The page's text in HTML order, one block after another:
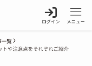
ログイン メニュー
一覧
や注意点をそれぞれご紹介